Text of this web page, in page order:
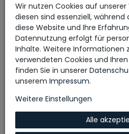
HOME WEAR T-Shirt
HOME WEAR T-Shirt
HOME WEAR Hoodie
HOME WEAR T-Shirt
Wir nutzen Cookies auf unserer
diesen sind essenziell,
diese Website und Ihre
Datennutzung erfolgt für
Inhalte. Weitere Informationen
verwendeten Cookies und
finden Sie in unserer
unserem Impressum.
Weitere Einstellungen
Alle